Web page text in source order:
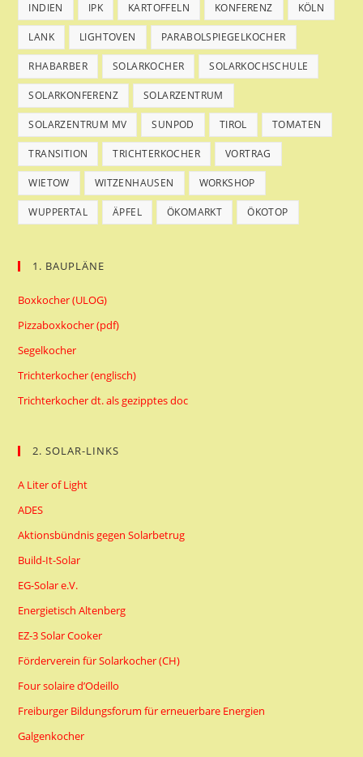
INDIEN IPK KARTOFFELN KONFERENZ KÖLN
LANK LIGHTOVEN PARABOLSPIEGELKOCHER
RHABARBER SOLARKOCHER SOLARKOCHSCHULE
SOLARKONFERENZ SOLARZENTRUM
SOLARZENTRUM MV SUNPOD TIROL TOMATEN
TRANSITION TRICHTERKOCHER VORTRAG
WIETOW WITZENHAUSEN WORKSHOP
WUPPERTAL ÄPFEL ÖKOMARKT ÖKOTOP
1. BAUPLÄNE
Boxkocher (ULOG)
Pizzaboxkocher (pdf)
Segelkocher
Trichterkocher (englisch)
Trichterkocher dt. als gezipptes doc
2. SOLAR-LINKS
A Liter of Light
ADES
Aktionsbündnis gegen Solarbetrug
Build-It-Solar
EG-Solar e.V.
Energietisch Altenberg
EZ-3 Solar Cooker
Förderverein für Solarkocher (CH)
Four solaire d’Odeillo
Freiburger Bildungsforum für erneuerbare Energien
Galgenkocher